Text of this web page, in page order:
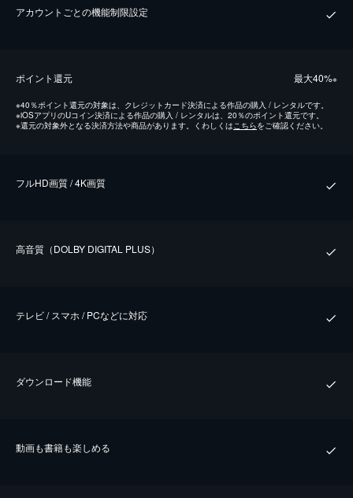
アカウントごとの機能制限設定
ポイント還元 最⼤40%※
※40％ポイント還元の対象は、クレジットカード決済による作品の購入 / レンタルです。
※iOSアプリのUコイン決済による作品の購入 / レンタルは、20％のポイント還元です。
※還元の対象外となる決済方法や商品があります。くわしくはこちらをご確認ください。
フルHD画質 / 4K画質
⾼⾳質（DOLBY DIGITAL PLUS）
テレビ / スマホ / PCなどに対応
ダウンロード機能
動画も書籍も楽しめる